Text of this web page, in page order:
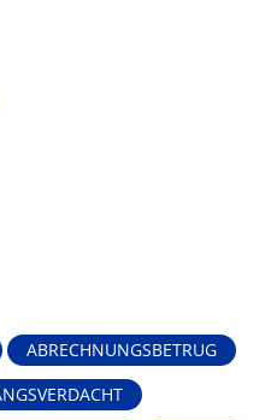
ABRECHNUNGSBETRUG